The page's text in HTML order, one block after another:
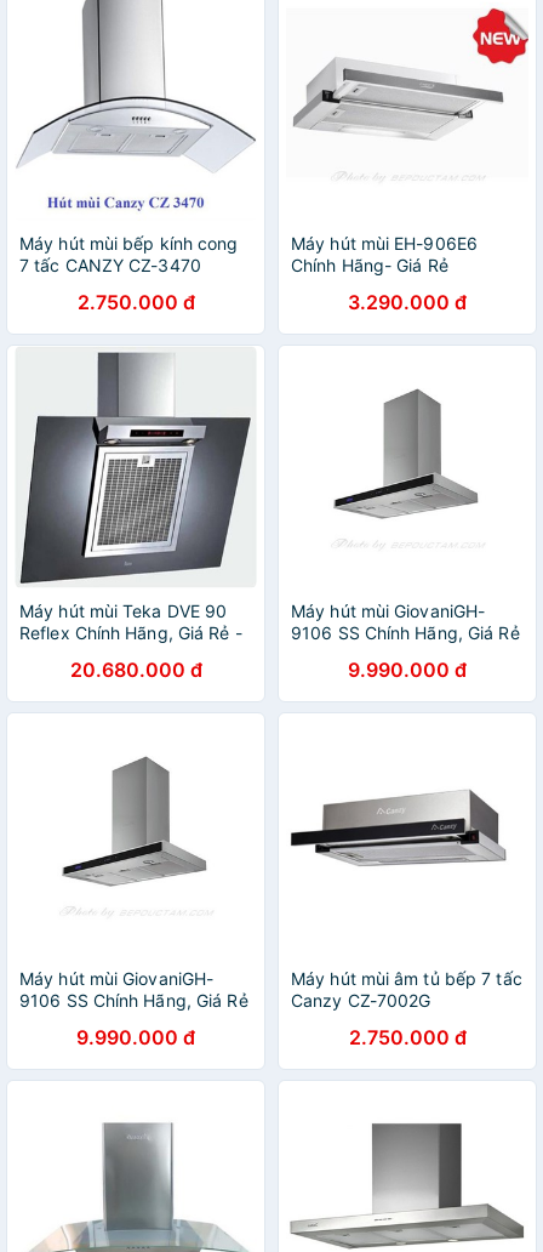
Máy hút mùi bếp kính cong
7 tấc CANZY CZ-3470
2.750.000 đ
Máy hút mùi EH-906E6
Chính Hãng- Giá Rẻ
3.290.000 đ
Máy hút mùi Teka DVE 90
Reflex Chính Hãng, Giá Rẻ -
20.680.000 đ
Máy hút mùi GiovaniGH-
9106 SS Chính Hãng, Giá Rẻ
9.990.000 đ
Máy hút mùi GiovaniGH-
9106 SS Chính Hãng, Giá Rẻ
9.990.000 đ
Máy hút mùi âm tủ bếp 7 tấc
Canzy CZ-7002G
2.750.000 đ